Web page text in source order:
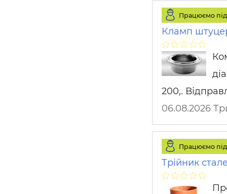
Працюємо
Кламп
200,.
06.08.2026
Працюємо
Трійник